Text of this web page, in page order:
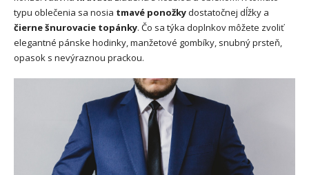
typu oblečenia sa nosia tmavé ponožkydostatočnej dĺžky a
čierne šnurovacie topánky. Čo sa týka doplnkov môžete zvoliť
elegantné pánske hodinky, manžetové gombíky, snubný prsteň,
opasok s nevýraznou prackou.